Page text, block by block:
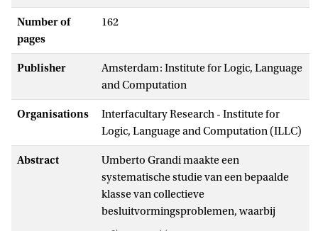
Number of
pages
162
Publisher
Amsterdam: Institute for Logic, Language
and Computation
Organisations
Interfacultary Research - Institute for
Logic, Language and Computation (ILLC)
Abstract
Umberto Grandi maakte een
systematische studie van een bepaalde
klasse van collectieve
besluitvormingsproblemen, waarbij
meerdere personen elk een ja/nee-keuze